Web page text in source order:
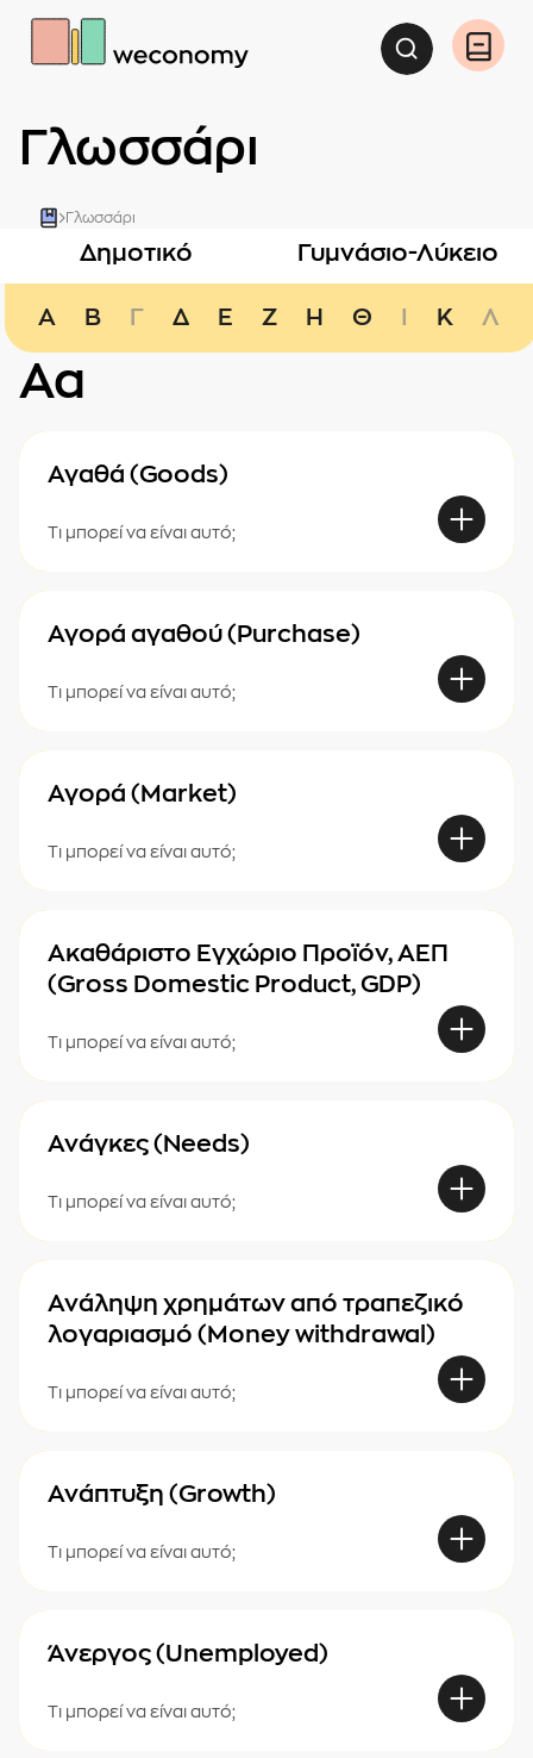
Γλωσσάρι
Γλωσσάρι
Δημοτικό
Α Β Γ Δ Ε Ζ Η Θ Κ Λ
Γυμνάσιο-Λύκειο
Αα
Αγαθά (Goods)
Τι μπορεί να είναι αυτό;
Αγορά αγαθού (Purchase)
Τι μπορεί να είναι αυτό;
Αγορά (Market)
Τι μπορεί να είναι αυτό;
Ακαθάριστο Εγχώριο Προϊόν, ΑΕΠ
(Gross Domestic Product, GDP)
Τι μπορεί να είναι αυτό;
Ανάγκες (Needs)
Τι μπορεί να είναι αυτό;
Ανάληψη χρημάτων από τραπεζικό
λογαριασμό (Money withdrawal)
Τι μπορεί να είναι αυτό;
Ανάπτυξη (Growth)
Τι μπορεί να είναι αυτό;
Άνεργος (Unemployed)
Τι μπορεί να είναι αυτό;